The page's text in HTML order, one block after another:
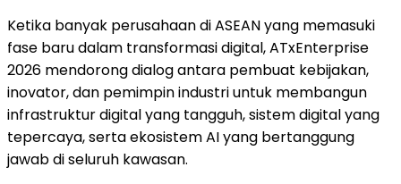
Ketika banyak perusahaan di ASEAN yang memasuki
fase baru dalam transformasi digital, ATxEnterprise
2026 mendorong dialog antara pembuat kebijakan,
inovator, dan pemimpin industri untuk membangun
infrastruktur digital yang tangguh, sistem digital yang
tepercaya, serta ekosistem AI yang bertanggung
jawab di seluruh kawasan.